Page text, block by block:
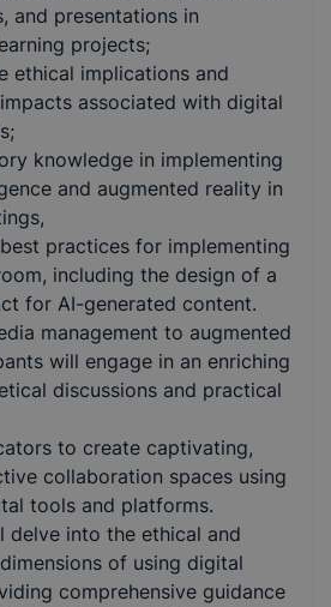
and presentations in
projects;
ethical implications and
associated with digital
knowledge in implementing
and augmented reality in
practices for implementing
including the design of a
for AI-generated content.
management to augmented
will engage in an enriching
discussions and practical
to create captivating,
collaboration spaces using
tools and platforms.
delve into the ethical and
of using digital
comprehensive guidance